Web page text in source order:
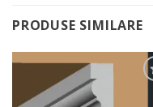
PRODUSE SIMILARE